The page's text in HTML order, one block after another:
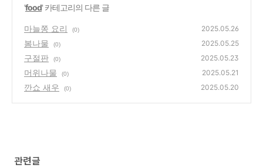
'food' 카테고리의 다른 글
마늘쫑 요리 (0) 2025.05.26
봄나물 (0) 2025.05.25
구절판 (0) 2025.05.23
머위나물 (0) 2025.05.21
깐쇼 새우 (0) 2025.05.20
관련글